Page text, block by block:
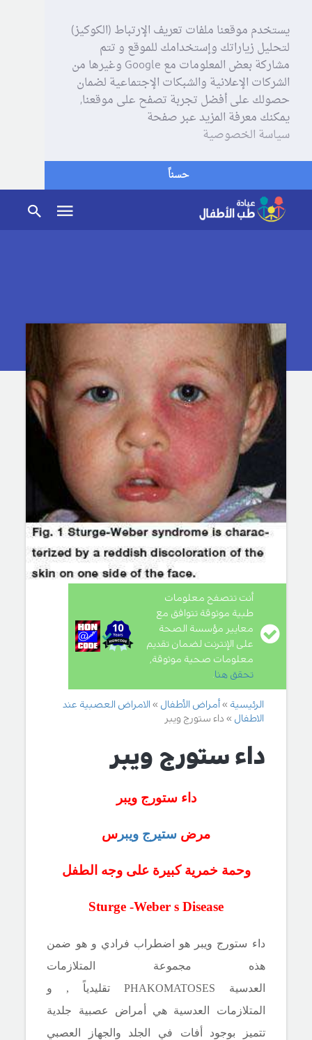
يستخدم موقعنا ملفات تعريف الإرتباط (الكوكيز)
لتحليل زياراتك وإستخدامك للموقع و تتم
مشاركة بعض المعلومات مع Google وغيرها من
الشركات الإعلانية والشبكات الإجتماعية لضمان
حصولك على أفضل تجربة تصفح على موقعنا,
يمكنك معرفة المزيد عبر صفحة
سياسة الخصوصية
حسناً
أنت تتصفح معلومات
طبية موثوقة تتوافق مع
معايير مؤسسة الصحة
على الإنترنت لضمان تقديم
معلومات صحية موثوقة,
تحقق هنا.
الرئيسية أمراض الأطفال
الامراض العصبية عند
الاطفال
داء ستورج ويبر
داء ستورج ويبر
داء ستورج ويبر
مرض ستيرج ويبر س
وحمة خمرية كبيرة على وجه الطفل
Sturge -Weber s Disease
داء ستورج ويبر هو اضطراب فرادي و هو ضمن
هذه مجموعة
المتلازمات
العدسية PHAKOMATOSES
تقليدياً , و
المتلازمات العدسية هي أمراض عصبية جلدية
تتميز بوجود أفات في الجلد والجهاز العصبي